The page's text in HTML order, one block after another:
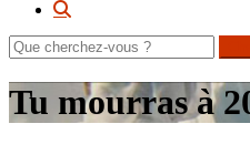
Rechercher
sur
le
site
Tu mourras à